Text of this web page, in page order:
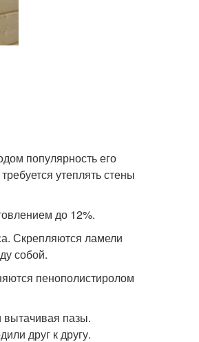
популярность его
утеплять стены
до 12%.
Скрепляются ламели
собой.
пенополистиролом
вытачивая пазы.
друг к другу.